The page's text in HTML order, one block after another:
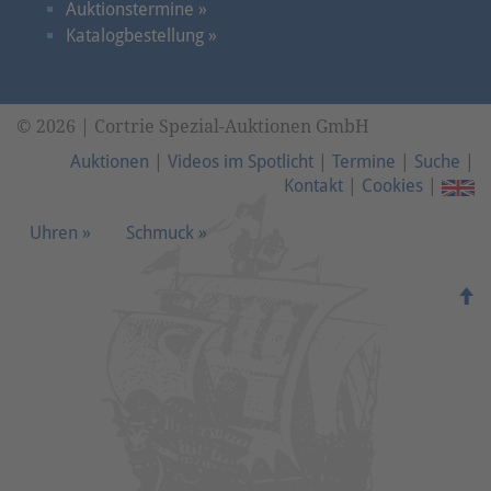
Auktionstermine »
Katalogbestellung »
© 2026 | Cortrie Spezial-Auktionen GmbH
Auktionen
Videos im Spotlicht Termine Suche
Kontakt
Cookies
Uhren » Schmuck »